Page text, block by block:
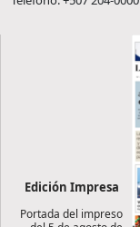
Edición Impresa
Portada del impreso